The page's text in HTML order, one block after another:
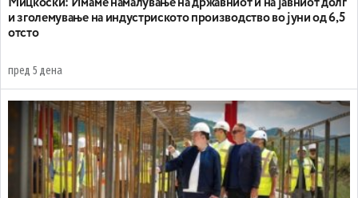
Mицкоски: Имаме намалување на државниот и на јавниот долг
и зголемување на индустриското производство во јуни од 6,5
отсто
пред 5 дена